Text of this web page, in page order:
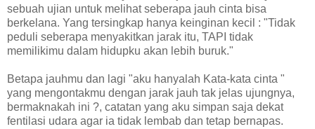
sebuah ujian untuk melihat seberapa jauh cinta bisa
berkelana. Yang tersingkap hanya keinginan kecil : "Tidak
peduli seberapa menyakitkan jarak itu, TAPI tidak
memilikimu dalam hidupku akan lebih buruk."
Betapa jauhmu dan lagi "aku hanyalah Kata-kata cinta "
yang mengontakmu dengan jarak jauh tak jelas ujungnya,
bermaknakah ini ?, catatan yang aku simpan saja dekat
fentilasi udara agar ia tidak lembab dan tetap bernapas.